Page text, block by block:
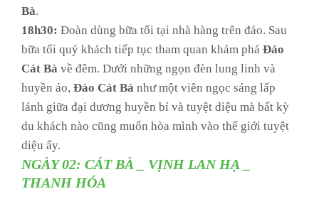
Bà.
18h30: Đoàn dùng bữa tối tại nhà hàng trên đảo. Sau
bữa tối quý khách tiếp tục tham quan khám phá Đảo
Cát Bà về đêm. Dưới những ngọn đèn lung linh và
huyền ảo, Đảo Cát Bà như một viên ngọc sáng lấp
lánh giữa đại dương huyền bí và tuyệt diệu mà bất kỳ
du khách nào cũng muốn hòa mình vào thế giới tuyệt
diệu ấy.
NGÀY 02: CÁT BÀ _ VỊNH LAN HẠ _
THANH HÓA